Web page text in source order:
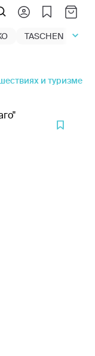
TASCHEN
и туризме